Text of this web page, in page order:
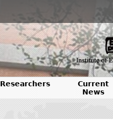
Researchers
Current
News